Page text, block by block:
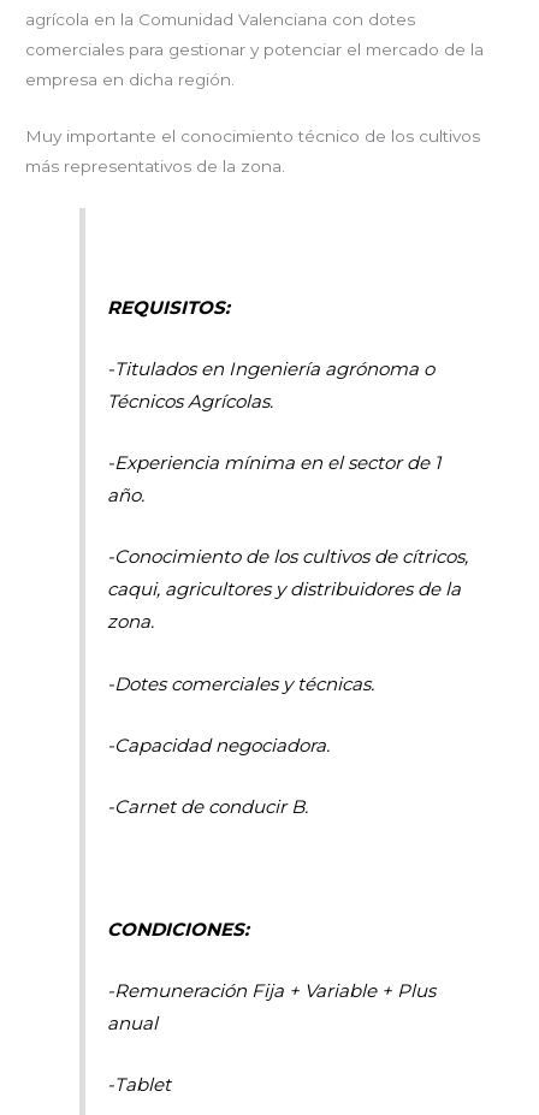
agrícola en la Comunidad Valenciana con dotes
comerciales para gestionar y potenciar el mercado de la
empresa en dicha región.
Muy importante el conocimiento técnico de los cultivos
más representativos de la zona.
REQUISITOS:
-Titulados en Ingeniería agrónoma o
Técnicos Agrícolas.
-Experiencia mínima en el sector de 1
año.
-Conocimiento de los cultivos de cítricos,
caqui, agricultores y distribuidores de la
zona.
-Dotes comerciales y técnicas.
-Capacidad negociadora.
-Carnet de conducir B.
CONDICIONES:
-Remuneración Fija + Variable + Plus
anual
-Tablet